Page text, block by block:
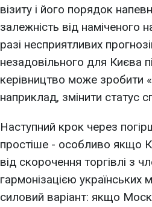
візиту і його порядок
залежність від наміченого
разі несприятливих
незадовільного для Києва
керівництво може зробити
наприклад, змінити статус
Наступний крок через
простіше - особливо якщо
від скорочення торгівлі з
гармонізацією
силовий варіант: якщо